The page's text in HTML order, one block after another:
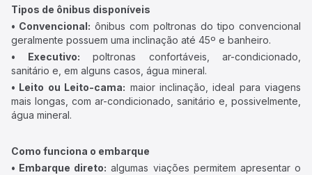
Tipos de ônibus disponíveis
• Convencional: ônibus com poltronas do tipo convencional
geralmente possuem uma inclinação até 45º e banheiro.
• Executivo: poltronas confortáveis, ar-condicionado,
sanitário e, em alguns casos, água mineral.
• Leito ou Leito-cama: maior inclinação, ideal para viagens
mais longas, com ar-condicionado, sanitário e, possivelmente,
água mineral.
Como funciona o embarque
• Embarque direto: algumas viações permitem apresentar o